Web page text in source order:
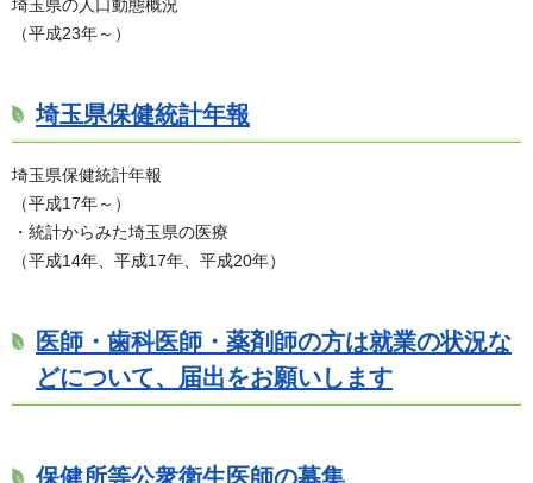
埼玉県の人口動態概況
（平成23年～）
埼玉県保健統計年報
埼玉県保健統計年報
（平成17年～）
・統計からみた埼玉県の医療
（平成14年、平成17年、平成20年）
医師・歯科医師・薬剤師の方は就業の状況な
どについて、届出をお願いします
保健所等公衆衛生医師の募集